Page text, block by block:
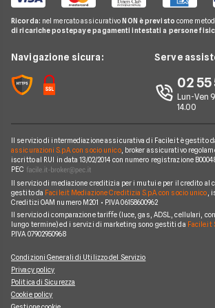
Mappa del sito
Facile.it Club
Lavora in Facile.it
Notizie Assicurazioni
Migliori Prestiti
Notizie Finanziamenti
Notizie Investimenti
Notizie Trading
Notizie Luce e gas
Offerte Internet Mobile
Offerte Telefonia Mobile Partita Iva
Notizie Telefonia Mobile
Notizie TV a pagamento
Noleggio Lungo Termine Senza Anticipo
Noleggio Lungo Termine Auto Usate
Noleggio Lungo Termine Auto Elettriche
Notizie noleggio
Ricorda: nel mercato assicurativo NON è previsto come
di ricariche postepay e pagamenti intestati a persone
Navigazione sicura: Serve
02 55
Lun-Ven
14.00
Il servizio di intermediazione assicurativa di Facile.it è gestito
assicurazioni S.p.A. con socio unico, broker assicurativo
iscritto al RUI in data 13/02/2014 con numero registrazione
PEC
Il servizio di mediazione creditizia per i mutui e per il credito al
gestito da Facile.it Mediazione Creditizia S.p.A. con socio unico ,
Creditizi OAM numero M201 • P.IVA 06158600962
Il servizio di comparazione tariffe (luce, gas, ADSL, cellulari,
lungo termine) ed i servizi di marketing sono gestiti da Facile.it
P.IVA 07902950968
Condizioni Generali di Utilizzo del Servizio
Privacy policy
Politica di Sicurezza
Cookie policy